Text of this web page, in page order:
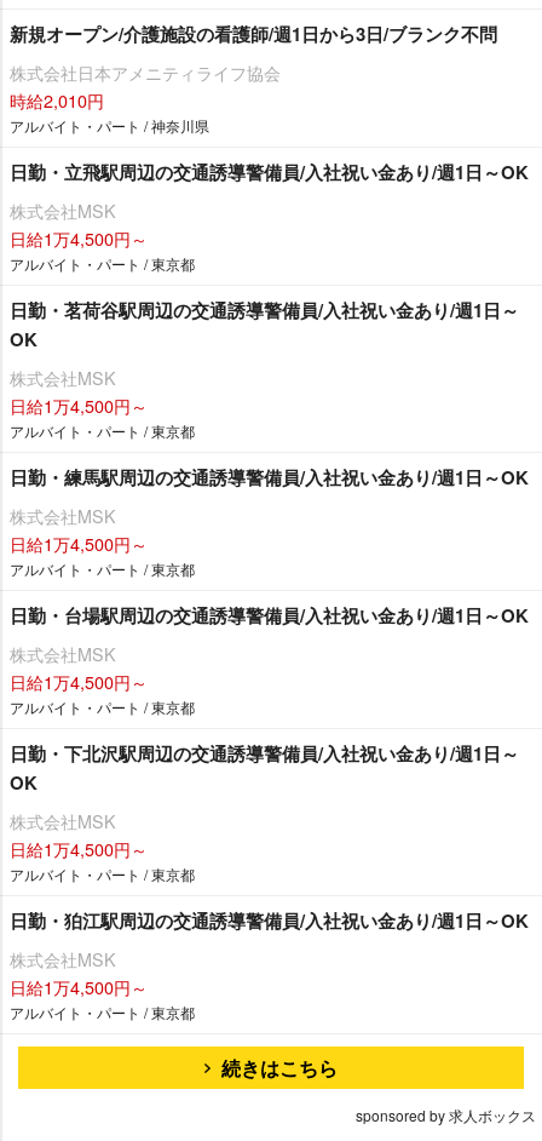
新規オープン/介護施設の看護師/週1日から3日/ブランク不問
株式会社日本アメニティライフ協会
時給2,010円
アルバイト・パート / 神奈川県
日勤・立飛駅周辺の交通誘導警備員/入社祝い金あり/週1日～OK
株式会社MSK
日給1万4,500円～
アルバイト・パート / 東京都
日勤・茗荷谷駅周辺の交通誘導警備員/入社祝い金あり/週1日～
OK
株式会社MSK
日給1万4,500円～
アルバイト・パート / 東京都
日勤・練馬駅周辺の交通誘導警備員/入社祝い金あり/週1日～OK
株式会社MSK
日給1万4,500円～
アルバイト・パート / 東京都
日勤・台場駅周辺の交通誘導警備員/入社祝い金あり/週1日～OK
株式会社MSK
日給1万4,500円～
アルバイト・パート / 東京都
日勤・下北沢駅周辺の交通誘導警備員/入社祝い金あり/週1日～
OK
株式会社MSK
日給1万4,500円～
アルバイト・パート / 東京都
日勤・狛江駅周辺の交通誘導警備員/入社祝い金あり/週1日～OK
株式会社MSK
日給1万4,500円～
アルバイト・パート / 東京都
続きはこちら
sponsored by 求人ボックス